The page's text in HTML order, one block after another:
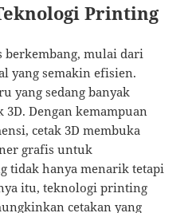
Printing
mulai dari
yang semakin efisien.
yang sedang banyak
3D. Dengan kemampuan
cetak 3D membuka
grafis untuk
tidak hanya menarik tetapi
itu, teknologi printing
cetakan yang